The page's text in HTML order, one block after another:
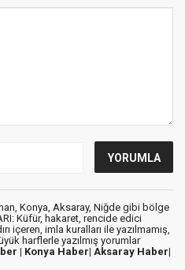
Konya, Aksaray, Niğde gibi bölge
Küfür, hakaret, rencide edici
içeren, imla kuralları ile yazılmamış,
harflerle yazılmış yorumlar
| Konya Haber| Aksaray Haber|